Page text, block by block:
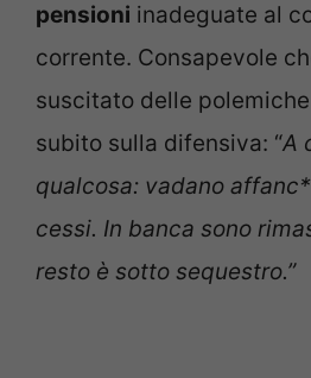
pensioni inadeguate al
corrente. Consapevole
suscitato delle
subito sulla difensiva: “A
qualcosa: vadano
cessi. In banca sono
resto è sotto sequestro.”